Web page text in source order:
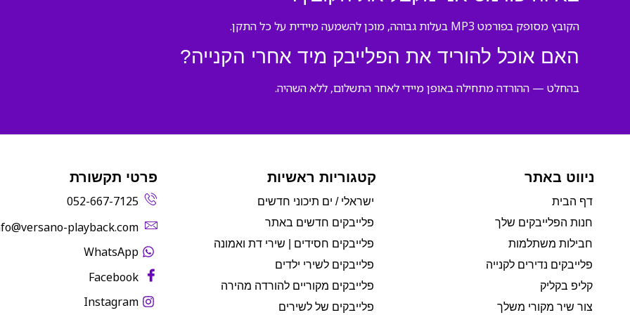
הקובץ מסופק בפורמט MP3 בעלות גבוהה, מוכן להשמעה מיידית על כל התקן.
האם אוכל להוריד את הפלייבק מיד אחרי הקנייה?
בהחלט — ההורדה מתחילה באופן מיידי לאחר התשלום, ללא השהיה.
ניווט באתר
דף הבית
חנות הפלייבקים שלך
חבילות משתלמות
פלייבקים נדירים לקנייה
קליפ בקליק
צור שיר מקורי משלך
קטגוריות ראשיות
ישראלי / ים תיכוני חדשים
פלייבקים חדשים באתר
פלייבקים חסידים | שירי דת ואמונה
פלייבקים לשירי ילדים
פלייבקים מקוריים להורדה מהירה
פלייבקים של לשירים
פרטי תקשורת
052-667-7125
playback.com‬
WhatsApp
Facebook
Instagram